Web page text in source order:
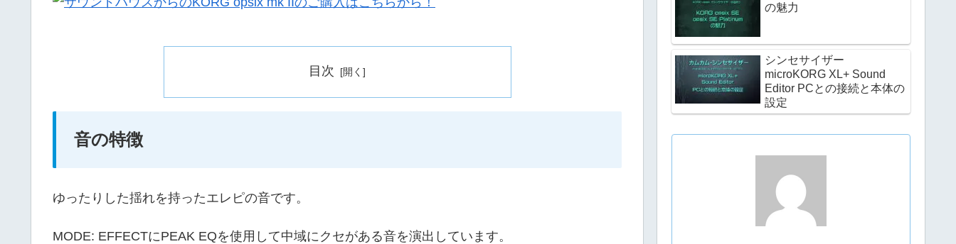
目次
音の特徴
ゆったりした揺れを持ったエレピの音です。
MODE: EFFECTにPEAK EQを使用して中域にクセがある音を演出しています。
の魅力
シンセサイザー
microKORG XL+ Sound
Editor PCとの接続と本体の
設定